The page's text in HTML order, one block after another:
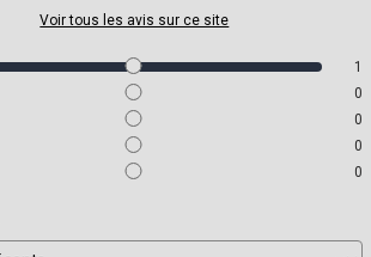
Voir tous les avis sur ce site
1
0
0
0
0